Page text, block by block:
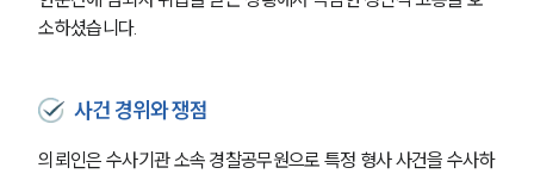
소하셨습니다.
사건 경위와 쟁점
의뢰인은 수사기관 소속 경찰공무원으로 특정 형사 사건을 수사하